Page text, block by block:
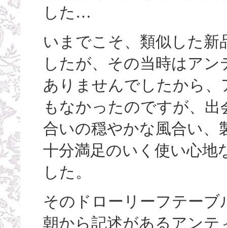
した…
いまでこそ、類似した
したが、その当時はア
ありませんでしたから
もなかったのですが、
合いの穏やかな風合い、
十分満足のいく使い心地
した。
そのドローリーフテー
朝から記述があるアンテ